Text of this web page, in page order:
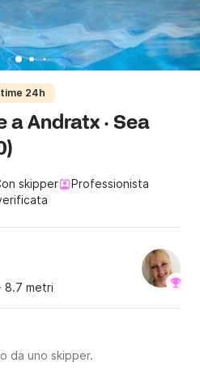
24h
Andratx · Sea
skipper
Professionista
· 8.7 metri
da uno skipper.